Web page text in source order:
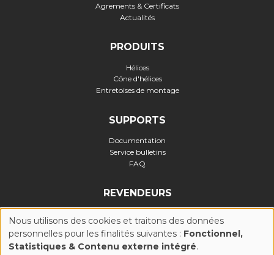
Agrements & Certificats
Actualités
PRODUITS
Hélices
Cône d'hélices
Entretoises de montage
SUPPORTS
Documentation
Service bulletins
FAQ
REVENDEURS
Politique de confidentialité-Politique Cookies (UE)
UTILISATION
Nous utilisons des cookies et traitons des données
personnelles pour les finalités suivantes : Fonctionnel,
Statistiques & Contenu externe intégré.